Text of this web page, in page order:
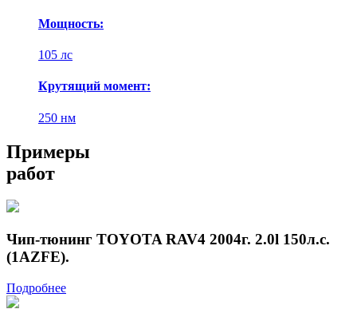
Мощность:
105 лс
Крутящий момент:
250 нм
Примеры
работ
Чип-тюнинг TOYOTA RAV4 2004г. 2.0l 150л.с.
(1AZFE).
Подробнее